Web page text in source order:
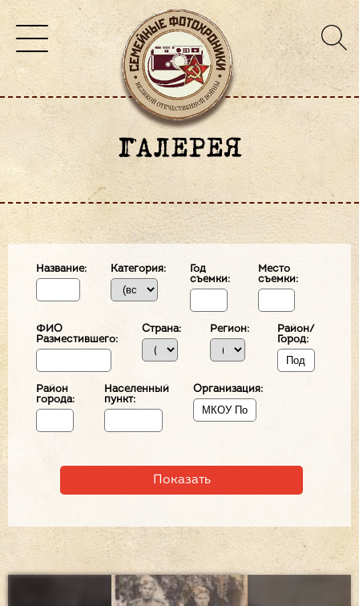
ГАЛЕРЕЯ
Название: Категория:
Год
съемки:
Место
съемки:
ФИО
Разместившего:
Страна: Регион:
Район/
Город:
Район
города:
Населенный
пункт:
Организация: